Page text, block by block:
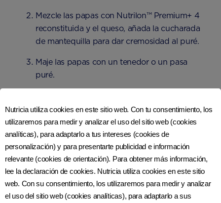
Mezcle las papas con Nutrilon™ Premium+ 4
reconstituida y el queso, añada la cucharada
de mantequilla para dar cremosidad al puré.
Maje las papas con un tenedor o un pasa
puré.
Haz de la comida un momento
divertido en compañía de tu
peque!
Nutricia utiliza cookies en este sitio web. Con tu consentimiento, los
utilizaremos para medir y analizar el uso del sitio web (cookies
analíticas), para adaptarlo a tus intereses (cookies de
personalización) y para presentarte publicidad e información
relevante (cookies de orientación). Para obtener más información,
lee la declaración de cookies. Nutricia utiliza cookies en este sitio
web. Con su consentimiento, los utilizaremos para medir y analizar
el uso del sitio web (cookies analíticas), para adaptarlo a sus